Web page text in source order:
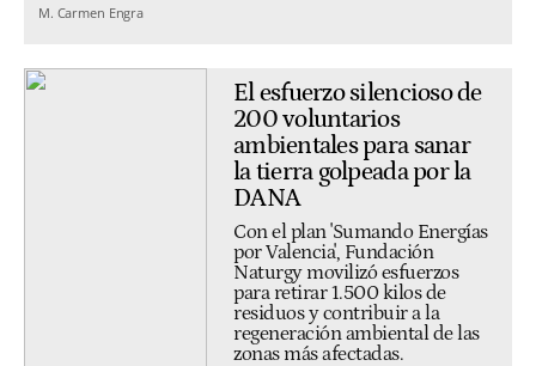
M. Carmen Engra
El esfuerzo silencioso de
200 voluntarios
ambientales para sanar
la tierra golpeada por la
DANA
Con el plan 'Sumando Energías
por Valencia', Fundación
Naturgy movilizó esfuerzos
para retirar 1.500 kilos de
residuos y contribuir a la
regeneración ambiental de las
zonas más afectadas.